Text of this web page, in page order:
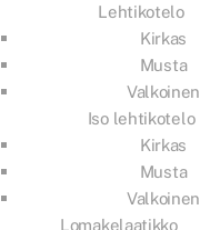
Lehtikotelo
Kirkas
Musta
Valkoinen
Iso lehtikotelo
Kirkas
Musta
Valkoinen
Lomakelaatikko